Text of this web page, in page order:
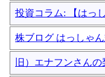
投資コラム: 【はっ
株ブログ はっしゃ
旧）エナフンさんの